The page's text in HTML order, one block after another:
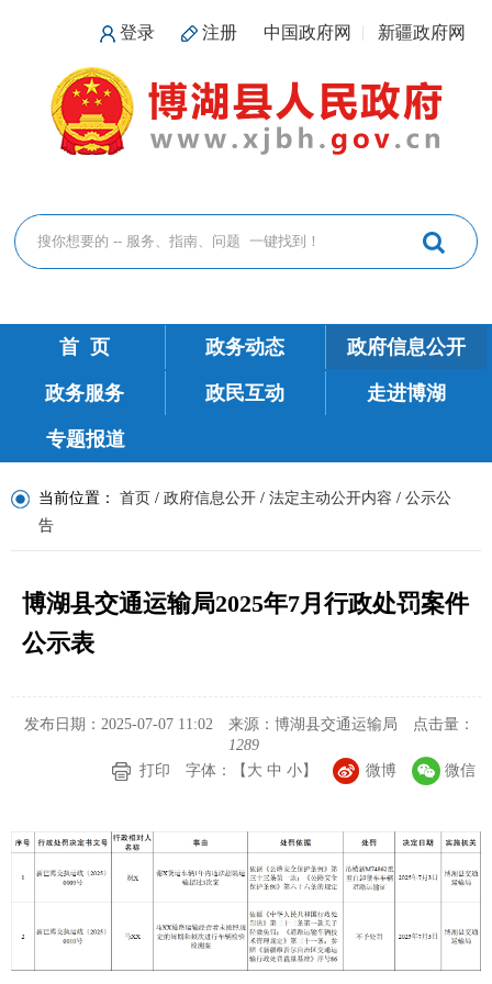
登录 注册 中国政府网 新疆政府网
首 页 政务动态 政府信息公开
政务服务 政民互动 走进博湖
专题报道
当前位置： 首页 / 政府信息公开 / 法定主动公开内容 / 公示公
告
博湖县交通运输局2025年7月行政处罚案件
公示表
发布日期：2025-07-07 11:02 来源：博湖县交通运输局
点击量：
1289
打印
字体：【 大 中 小】 微博 微信